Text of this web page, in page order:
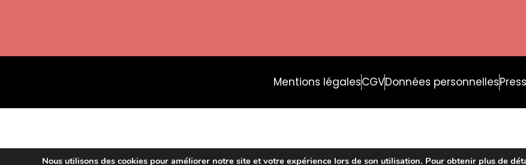
Mentions légalesCGVDonnées personnelles
Nous utilisons des cookies pour améliorer notre site et votre expérience lors de son utilisation. Pour obtenir plus de